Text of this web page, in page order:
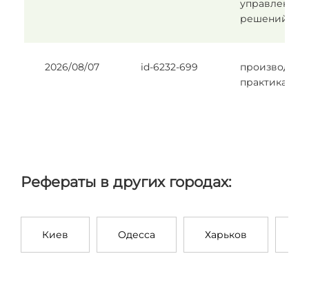
решений
2026/08/07 id-6232-699
практика
Рефераты в других городах:
Киев Одесса Харьков